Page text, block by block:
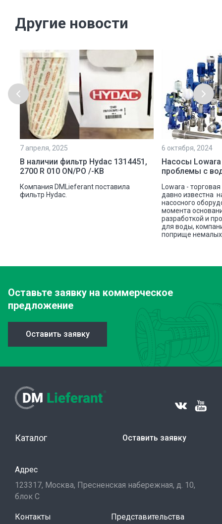
Другие новости
7 апреля, 2025
В наличии фильтр Hydac 1314451,
2700 R 010 ON/PO /-KB
Компания DMLieferant поставила
фильтр Hydac.
6 октября, 2024
Насосы
проблемы с
Lowara -
давно известна
насосного
момента
разработкой и
для воды,
поприще немалых
Оставьте заявку на коммерческое
предложение
Оставить заявку
Каталог Оставить заявку
Адрес
123317, Москва, Пресненская набережная, д. 10,
блок С
Контакты Представительства